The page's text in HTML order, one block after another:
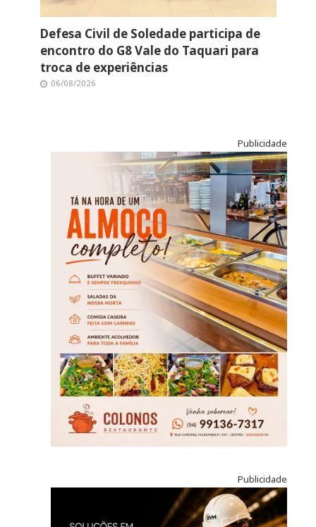
Defesa Civil de Soledade participa de
encontro do G8 Vale do Taquari para
troca de experiências
06/08/2026
Publicidade
Publicidade